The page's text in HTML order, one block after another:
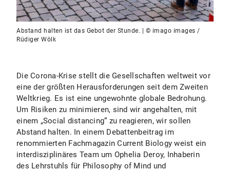
Abstand halten ist das Gebot der Stunde. | © imago images /
Rüdiger Wölk
Die Corona-Krise stellt die Gesellschaften weltweit vor
eine der größten Herausforderungen seit dem Zweiten
Weltkrieg. Es ist eine ungewohnte globale Bedrohung.
Um Risiken zu minimieren, sind wir angehalten, mit
einem „Social distancing“ zu reagieren, wir sollen
Abstand halten. In einem Debattenbeitrag im
renommierten Fachmagazin Current Biology weist ein
interdisziplinäres Team um Ophelia Deroy, Inhaberin
des Lehrstuhls für Philosophy of Mind und